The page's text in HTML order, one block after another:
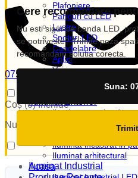
0752 427 978
Coș (0)Închide
Nu ai produse in cos.
Acasa
Plafoniere
Panouri cu LED
Lustre
Spoturi LED
Candelabre
Aplici
Veioze
Lampi de veghe
Iluminat exterior
Lampi si instalatii decor
Iluminat incastrat in
Iluminat arhitectural
Iluminat Industrial
Cere recomandare
Nu esti sigur ce banda LED,
se potriveste? Trimite poza
recomandam solutia corecta.
Suna: